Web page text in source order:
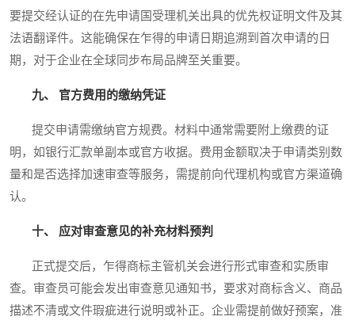
要提交经认证的在先申请国受理机关出具的优先权证明文件及其
法语翻译件。这能确保在乍得的申请日期追溯到首次申请的日
期，对于企业在全球同步布局品牌至关重要。
九、 官方费用的缴纳凭证
提交申请需缴纳官方规费。材料中通常需要附上缴费的证
明，如银行汇款单副本或官方收据。费用金额取决于申请类别数
量和是否选择加速审查等服务，需提前向代理机构或官方渠道确
认。
十、 应对审查意见的补充材料预判
正式提交后，乍得商标主管机关会进行形式审查和实质审
查。审查员可能会发出审查意见通知书，要求对商标含义、商品
描述不清或文件瑕疵进行说明或补正。企业需提前做好预案，准